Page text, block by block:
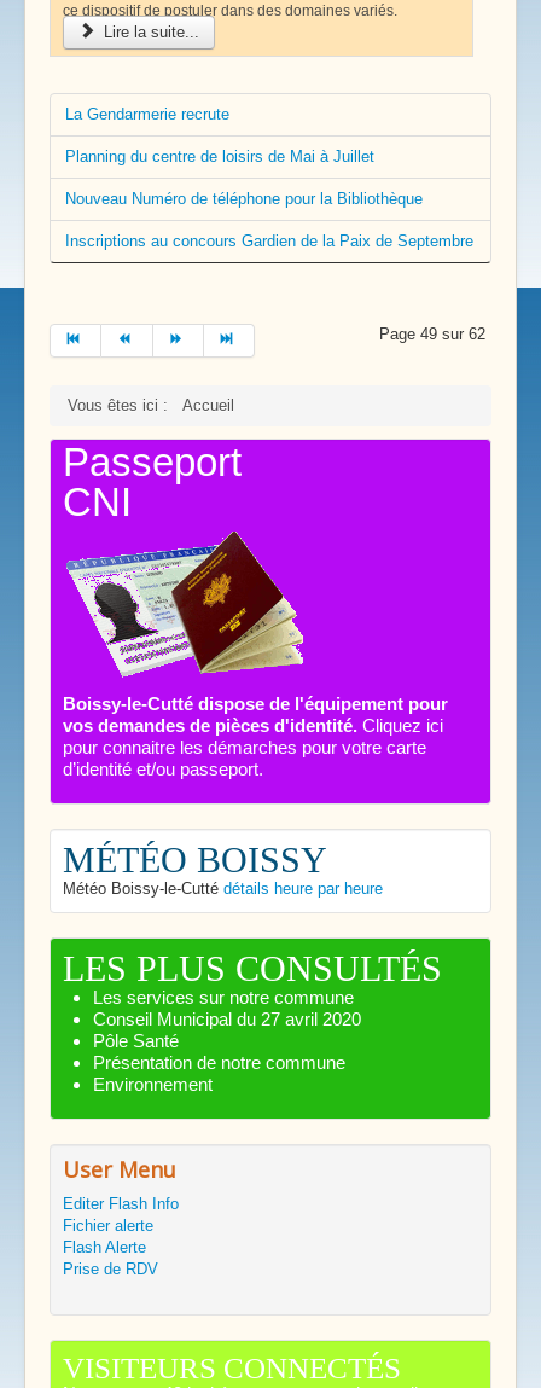
ce dispositif de postuler dans des domaines variés.
Lire la suite...
La Gendarmerie recrute
Planning du centre de loisirs de Mai à Juillet
Nouveau Numéro de téléphone pour la Bibliothèque
Inscriptions au concours Gardien de la Paix de Septembre
Page 49 sur 62
Vous êtes ici : Accueil
Passeport
CNI
Boissy-le-Cutté dispose de l'équipement pour
vos demandes de pièces d'identité. Cliquez ici
pour connaitre les démarches pour votre carte
d’identité et/ou passeport.
MÉTÉO BOISSY
Météo Boissy-le-Cutté détails heure par heure
LES PLUS CONSULTÉS
Les services sur notre commune
Conseil Municipal du 27 avril 2020
Pôle Santé
Présentation de notre commune
Environnement
User Menu
Editer Flash Info
Fichier alerte
Flash Alerte
Prise de RDV
VISITEURS CONNECTÉS